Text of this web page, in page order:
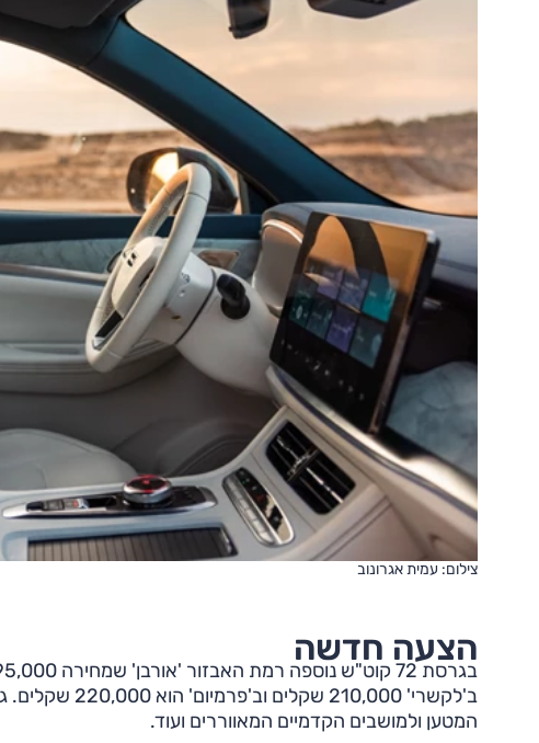
צילום: עמית אגרונוב
הצעה חדשה
ב'לקשרי'
המטען ולמושבים הקדמיים המאווררים ועוד.